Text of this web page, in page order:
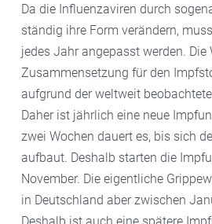
Da die Influenzaviren durch
ständig ihre Form verändern,
jedes Jahr angepasst werden. Die
Zusammensetzung für den
aufgrund der weltweit
Daher ist jährlich eine neue
zwei Wochen dauert es, bis sich
aufbaut. Deshalb starten die
November. Die eigentliche
in Deutschland aber zwischen